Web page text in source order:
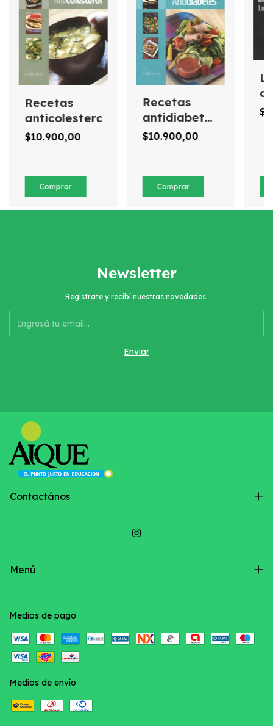
Recetas
anticolesterol
$10.900,00
Recetas
antidiabetes
Larousse
$10.900,00
Newsletter
Registrate y recibí nuestras novedades.
Contactános
Menú
Medios de pago
Medios de envío